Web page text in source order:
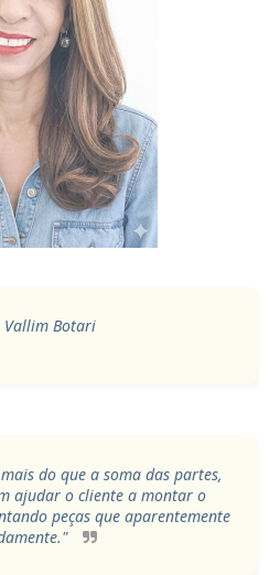
Botari
do que a soma das partes,
ajudar o cliente a montar o
peças que aparentemente